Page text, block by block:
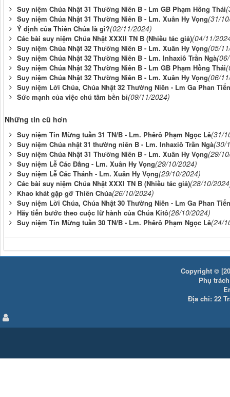
Suy niệm Chúa Nhật 31 Thường Niên B - Lm GB Phạm Hồng Thái
Suy niệm Chúa Nhật 31 Thường Niên B - Lm. Xuân Hy Vọng(31/
Ý định của Thiên Chúa là gì?(02/11/2024)
Các bài suy niệm Chúa Nhật XXXII TN B (Nhiều tác giả)(04/11/
Suy niệm Chúa Nhật 32 Thường Niên B - Lm. Xuân Hy Vọng(05/
Suy niệm Chúa Nhật 32 Thường Niên B - Lm. Inhaxiô Trần Ngà
Suy niệm Chúa Nhật 32 Thường Niên B - Lm GB Phạm Hồng Thái
Suy niệm Chúa Nhật 32 Thường Niên B - Lm. Xuân Hy Vọng(06/
Suy niệm Lời Chúa, Chúa Nhật 32 Thường Niên - Lm Ga Phan
Sức mạnh của việc chú tâm bền bỉ(09/11/2024)
Những tin cũ hơn
Suy niệm Tin Mừng tuần 31 TN/B - Lm. Phêrô Phạm Ngọc Lê(31/
Suy niệm Chúa nhật 31 thường niên B - Lm. Inhaxiô Trần Ngà(30/
Suy niệm Chúa Nhật 31 Thường Niên B - Lm. Xuân Hy Vọng(29/
Suy niệm Lễ Các Đẳng - Lm. Xuân Hy Vọng(29/10/2024)
Suy niệm Lễ Các Thánh - Lm. Xuân Hy Vọng(29/10/2024)
Các bài suy niệm Chúa Nhật XXXI TN B (Nhiều tác giả)(28/10/
Khao khát gặp gỡ Thiên Chúa(26/10/2024)
Suy niệm Lời Chúa, Chúa Nhật 30 Thường Niên - Lm Ga Phan
Hãy tiến bước theo cuộc lữ hành của Chúa Kitô(26/10/2024)
Suy niệm Tin Mừng tuần 30 TN/B - Lm. Phêrô Phạm Ngọc Lê(24/
Copyright ©
Phụ
Địa chỉ: 22